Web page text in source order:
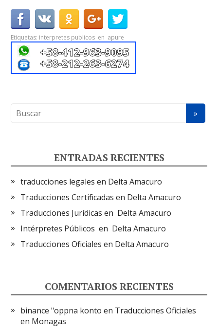
Etiquetas: interpretes publicos en apure
ENTRADAS RECIENTES
traducciones legales en Delta Amacuro
Traducciones Certificadas en Delta Amacuro
Traducciones Jurídicas en Delta Amacuro
Intérpretes Públicos en Delta Amacuro
Traducciones Oficiales en Delta Amacuro
COMENTARIOS RECIENTES
binance "oppna konto en Traducciones Oficiales
en Monagas